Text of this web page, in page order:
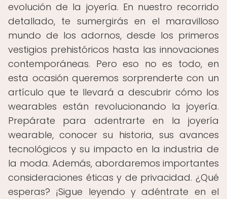
evolución de la joyería. En nuestro recorrido
detallado, te sumergirás en el maravilloso
mundo de los adornos, desde los primeros
vestigios prehistóricos hasta las innovaciones
contemporáneas. Pero eso no es todo, en
esta ocasión queremos sorprenderte con un
artículo que te llevará a descubrir cómo los
wearables están revolucionando la joyería.
Prepárate para adentrarte en la joyería
wearable, conocer su historia, sus avances
tecnológicos y su impacto en la industria de
la moda. Además, abordaremos importantes
consideraciones éticas y de privacidad. ¿Qué
esperas? ¡Sigue leyendo y adéntrate en el